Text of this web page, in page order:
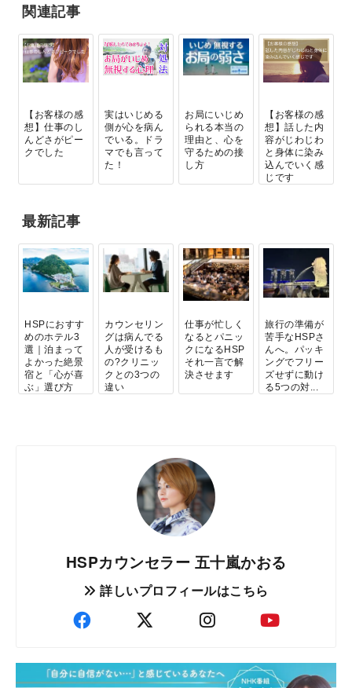
関連記事
【お客様の感
想】仕事のし
んどさがピー
クでした
実はいじめる
側が心を病ん
でいる。ドラ
マでも言って
た！
お局にいじめ
られる本当の
理由と、心を
守るための接
し方
【お客様の感
想】話した内
容がじわじわ
と身体に染み
込んでいく感
じです
最新記事
HSPにおすす
めのホテル3
選｜泊まって
よかった絶景
宿と「心が喜
ぶ」選び方
カウンセリン
グは病んでる
人が受けるも
の?クリニッ
クとの3つの
違い
仕事が忙しく
なるとパニッ
クになるHSP
それ一言で解
決させます
旅行の準備が
苦手なHSPさ
んへ。パッキ
ングでフリー
ズせずに動け
る5つの対...
HSPカウンセラー 五十嵐かおる
詳しいプロフィールはこちら